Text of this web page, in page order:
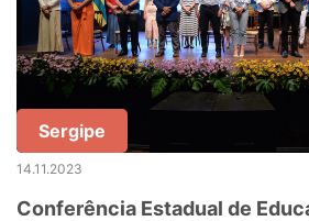
Sergipe
14.11.2023
Conferência Estadual de